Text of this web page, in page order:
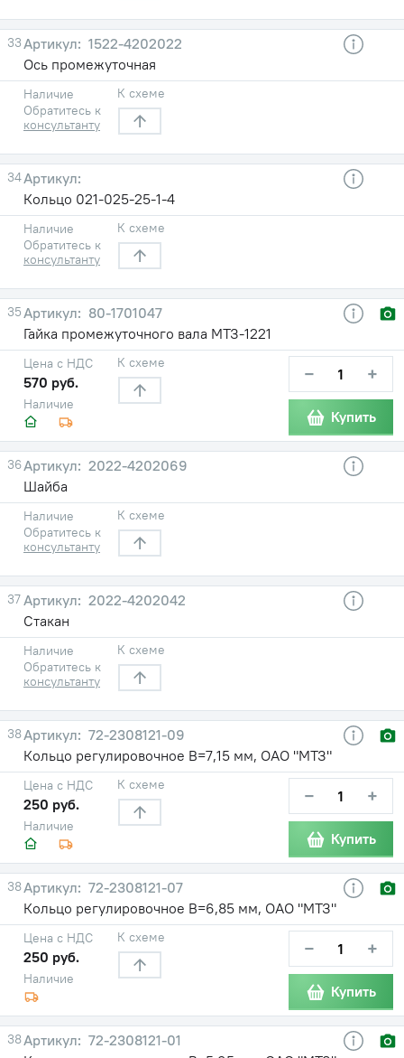
33
1522-4202022
Ось промежуточная
Наличие
Обратитесь к
консультанту
К схеме
34
Кольцо 021-025-25-1-4
Наличие
Обратитесь к
консультанту
К схеме
35
80-1701047
Гайка промежуточного вала МТЗ-1221
Наличие
Цена с НДС
570 руб.
К схеме − +
Купить
36
2022-4202069
Шайба
Наличие
Обратитесь к
консультанту
К схеме
37
2022-4202042
Стакан
Наличие
Обратитесь к
консультанту
К схеме
38
72-2308121-09
Кольцо регулировочное В=7,15 мм, ОАО "МТЗ"
Наличие
Цена с НДС
250 руб.
К схеме − +
Купить
38
72-2308121-07
Кольцо регулировочное В=6,85 мм, ОАО "МТЗ"
Наличие
Цена с НДС
250 руб.
К схеме − +
Купить
38
72-2308121-01